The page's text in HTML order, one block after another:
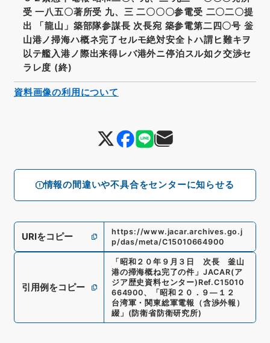
情報の間違いや不具合をセンターに知らせる
受 一八五〇著所受 九、三 二〇〇〇参電受 二〇二〇提
出 「龍山」築部隊参謀長 次長宛 築参電第二四〇号 釡
山港ノ掃海ハ概ネ完了セルモ絶対安全トハ謂ヒ難キヲ
以テ艦入港ノ際出来得レバ港外ニ停泊スル如ク交渉セ
ラレ度 (終)
URIをコピー
https://www.jacar.archives.go.j
p/das/meta/C15010664900
引用例をコピー
「 昭和２０年９月３日 次長 釜山
港の掃海概ね完了の件 」 JACAR(ア
ジア歴史資料センター) Ref.C15010
664900、
「昭和２０．９―１２
台湾軍・関東総軍電報（含渉外報）
綴」 (防衛省防衛研究所)
資料画像の利用について